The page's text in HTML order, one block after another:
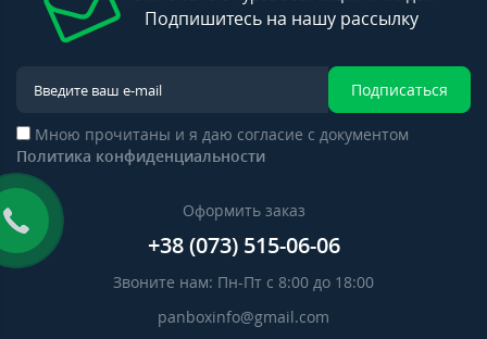
Подпишитесь на нашу рассылку
Подписаться
Мною прочитаны и я даю согласие с документом
Политика конфиденциальности
Оформить заказ
+38 (073) 515-06-06
Звоните нам: Пн-Пт с 8:00 до 18:00
panboxinfo@gmail.com